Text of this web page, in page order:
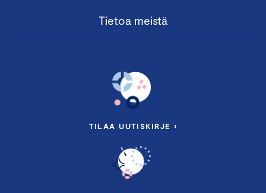
Tietoa meistä
TILAA UUTISKIRJE ›